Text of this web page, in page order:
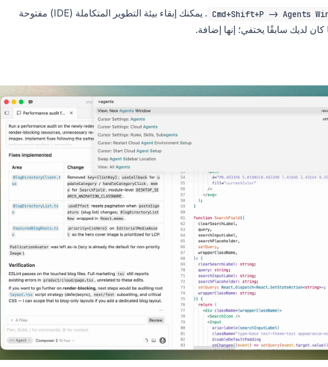
Cmd+Shift+P -> Agents
. يمكنك إبقاء بيئة التطوير المتكاملة (IDE) مفتوحة
كان لديك سابقًا يختفي؛ إنها إضافة.